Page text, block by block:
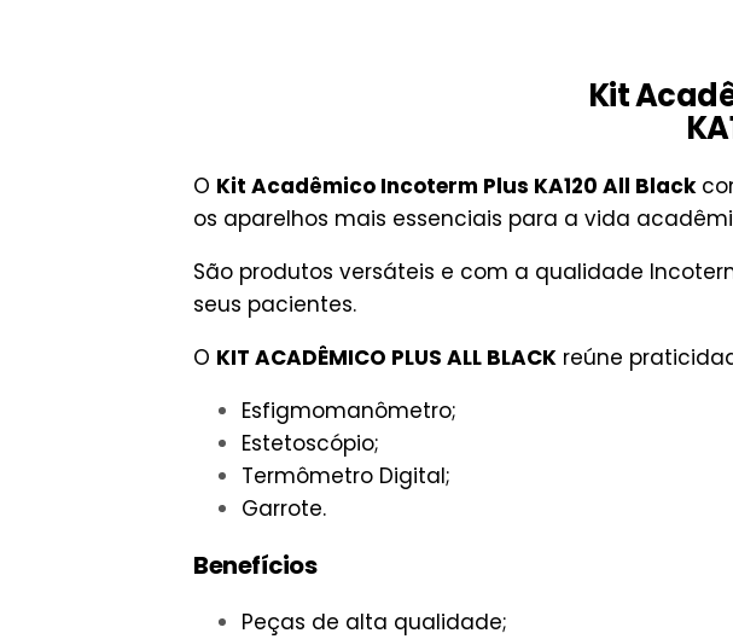
Kit
O Kit Acadêmico Incoterm Plus KA120 All Black
os aparelhos mais essenciais para a vida
São produtos versáteis e com a qualidade
seus pacientes.
O KIT ACADÊMICO PLUS ALL BLACK reúne
Esfigmomanômetro;
Estetoscópio;
Termômetro Digital;
Garrote.
Benefícios
Peças de alta qualidade;